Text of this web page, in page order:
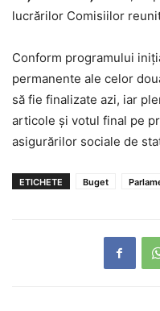
lucrărilor Comisiilor
Conform programului
permanente ale celor
să fie finalizate azi, iar
articole și votul final pe
asigurărilor sociale de
ETICHETE Buget